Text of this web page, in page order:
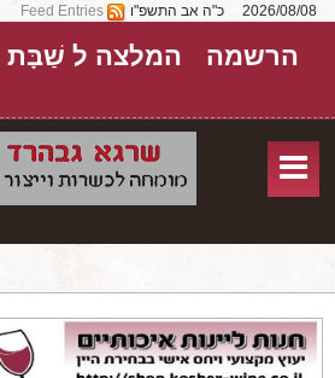
כ"ה אב התשפ"ו Feed Entries
הרשמה המלצה ל שַׁבָּת
אודות
שירותים